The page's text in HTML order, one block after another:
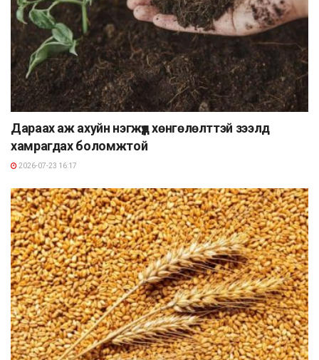
Дараах аж ахуйн нэгжүүд хөнгөлөлттэй зээлд
хамрагдах боломжтой
2026-07-23 16:17